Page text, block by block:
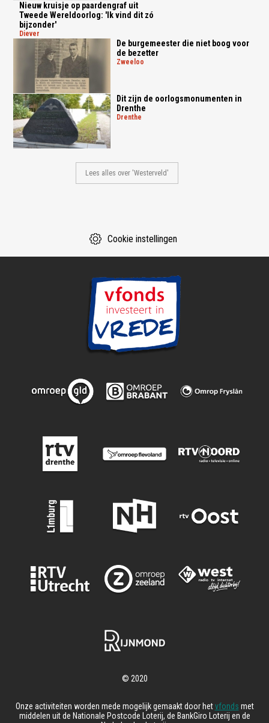
Nieuw kruisje op paardengraf uit
Tweede Wereldoorlog: 'Ik vind dit zó
bijzonder'
diever
De burgemeester die niet boog voor
de bezetter
zweeloo
Dit zijn de oorlogsmonumenten in
Drenthe
drenthe
Lees alles over 'Westerveld'
Cookie instellingen
Onze activiteiten worden mede mogelijk gemaakt door hetvfonds met
middelen uit de Nationale Postcode Loterij, de BankGiro Loterij en de